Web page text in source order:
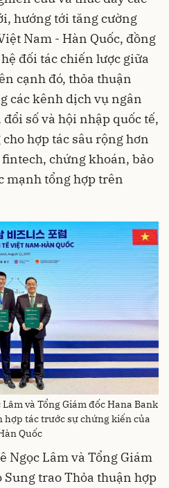
hướng tới tăng cường
Nam - Hàn Quốc, đồng
đối tác chiến lược giữa
cạnh đó, thỏa thuận
các kênh dịch vụ ngân
số và hội nhập quốc tế,
hợp tác sâu rộng hơn
chứng khoán, bảo
mạnh tổng hợp trên
và Tổng Giám đốc Hana Bank
hợp tác trước sự chứng kiến của
Quốc
Ngọc Lâm và Tổng Giám
Sung trao Thỏa thuận hợp